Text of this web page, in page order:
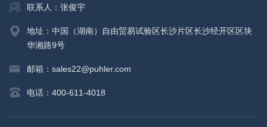
联系人：张俊宇
地址：中国（湖南）自由贸易试验区长沙片区长沙经开区区块
华湘路9号
邮箱：sales22@puhler.com
电话：400-611-4018